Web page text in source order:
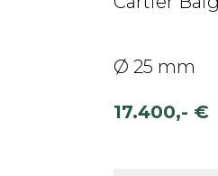
Ø 25 mm
17.400,- €